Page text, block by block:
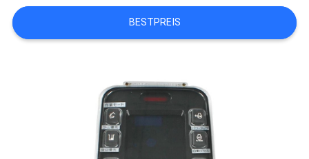
SIE
EIN
BESTPREIS